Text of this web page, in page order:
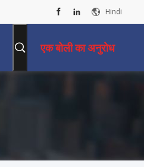
Hindi
एक बोली का अनुरोध